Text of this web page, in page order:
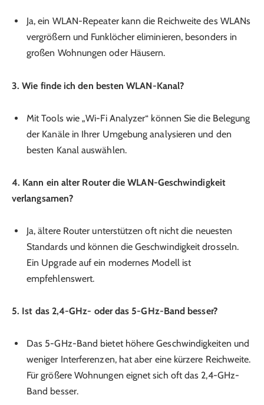
Ja, ein WLAN-Repeater kann die Reichweite des WLANs
vergrößern und Funklöcher eliminieren, besonders in
großen Wohnungen oder Häusern.
3. Wie finde ich den besten WLAN-Kanal?
Mit Tools wie „Wi-Fi Analyzer“ können Sie die Belegung
der Kanäle in Ihrer Umgebung analysieren und den
besten Kanal auswählen.
4. Kann ein alter Router die WLAN-Geschwindigkeit
verlangsamen?
Ja, ältere Router unterstützen oft nicht die neuesten
Standards und können die Geschwindigkeit drosseln.
Ein Upgrade auf ein modernes Modell ist
empfehlenswert.
5. Ist das 2,4-GHz- oder das 5-GHz-Band besser?
Das 5-GHz-Band bietet höhere Geschwindigkeiten und
weniger Interferenzen, hat aber eine kürzere Reichweite.
Für größere Wohnungen eignet sich oft das 2,4-GHz-
Band besser.